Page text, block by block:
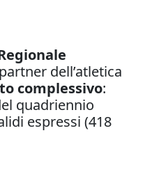
dell’atletica
complessivo:
quadriennio
espressi (418